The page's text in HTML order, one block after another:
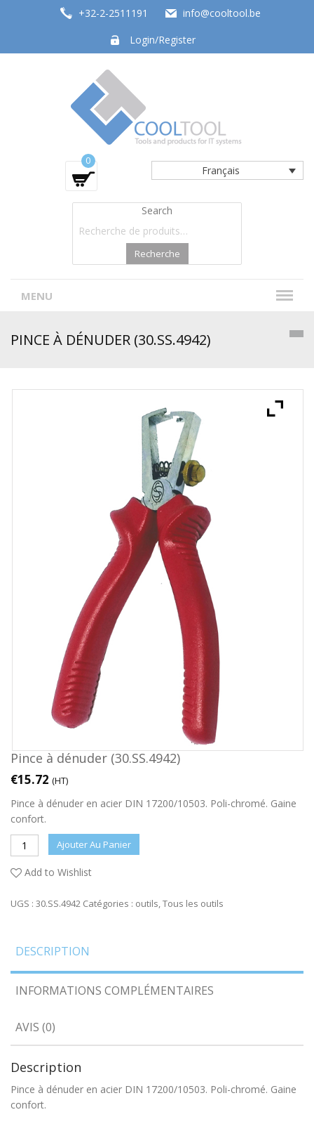
+32-2-2511191
info@cooltool.be
Login/Register
Tools and products for office systems
Français
0
Search
Recherche
MENU
PINCE À DÉNUDER (30.SS.4942)
Pince à dénuder (30.SS.4942)
€15.72 (HT)
Pince à dénuder en acier DIN 17200/10503. Poli-chromé. Gaine
confort.
Ajouter Au Panier
Add to Wishlist
UGS : 30.SS.4942 Catégories : outils,Tous les outils
DESCRIPTION
INFORMATIONS COMPLÉMENTAIRES
AVIS (0)
Description
Pince à dénuder en acier DIN 17200/10503. Poli-chromé. Gaine
confort.